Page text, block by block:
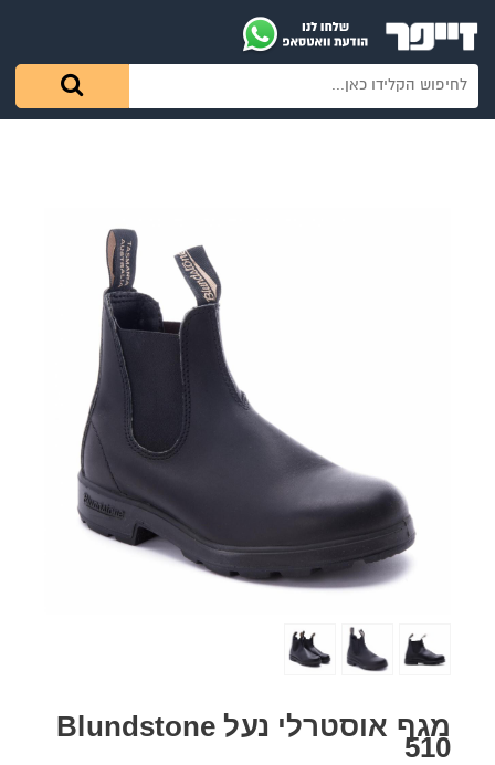
מגף אוסטרלי נעל Blundstone
510